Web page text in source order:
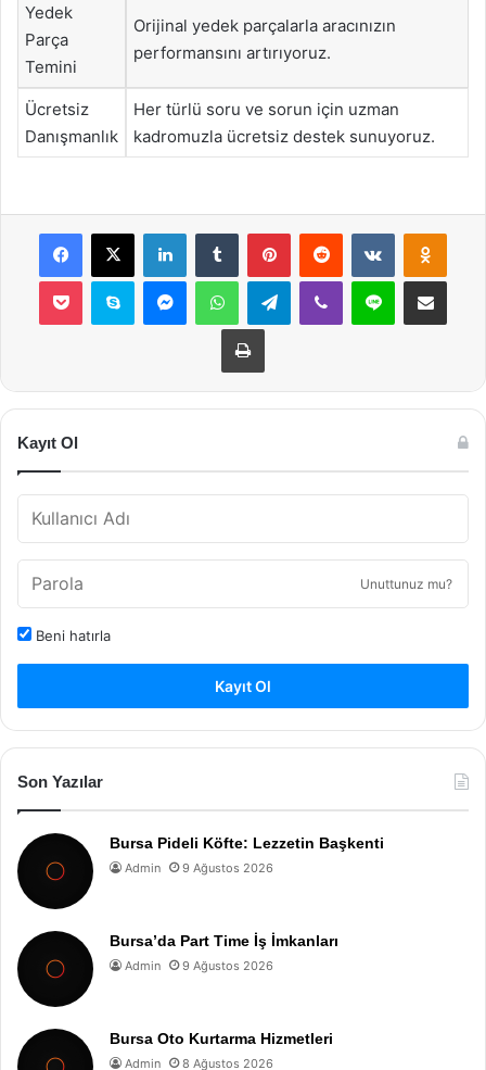
Yedek
Parça
Temini
Orijinal yedek parçalarla aracınızın
performansını artırıyoruz.
Ücretsiz
Danışmanlık
Her türlü soru ve sorun için uzman
kadromuzla ücretsiz destek sunuyoruz.
Facebook
X LinkedInTumblr PinterestReddit VKontakte
Pocket Skype MessengerWhatsAppTelegramViber Line E-Posta ile
Yazdır
Kayıt Ol
Unuttunuz mu?
Beni hatırla
Kayıt Ol
Son Yazılar
Bursa Pideli Köfte: Lezzetin Başkenti
Admin 9 Ağustos 2026
Bursa’da Part Time İş İmkanları
Admin 9 Ağustos 2026
Bursa Oto Kurtarma Hizmetleri
Admin 8 Ağustos 2026